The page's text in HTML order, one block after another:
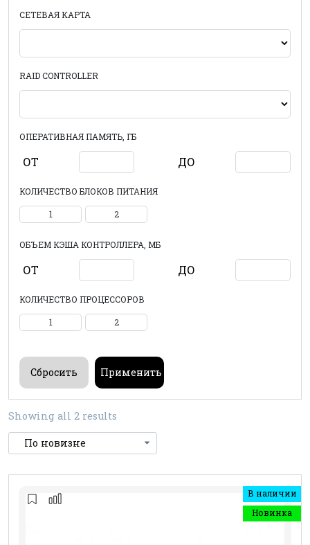
СЕТЕВАЯ КАРТА
RAID CONTROLLER
ОПЕРАТИВНАЯ ПАМЯТЬ, ГБ
ОТ ДО
КОЛИЧЕСТВО БЛОКОВ ПИТАНИЯ
1 2
ОБЪЕМ КЭША КОНТРОЛЛЕРА, МБ
ОТ ДО
КОЛИЧЕСТВО ПРОЦЕССОРОВ
1 2
Showing all 2 results
В наличии
Новинка